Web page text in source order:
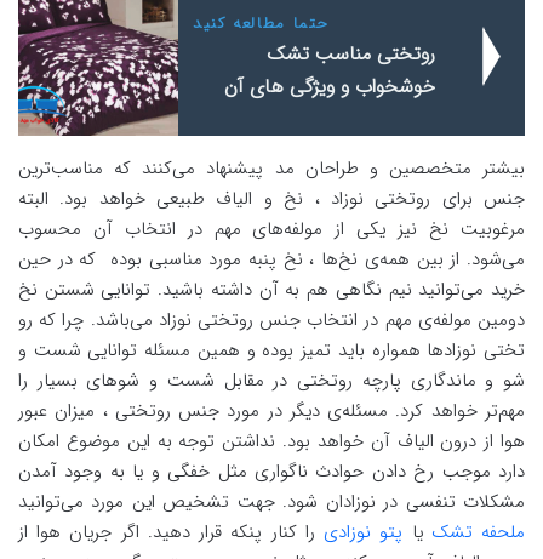
حتما مطالعه کنید
روتختی مناسب تشک
خوشخواب و ویژگی های آن
بیشتر متخصصین و طراحان مد پیشنهاد می‌کنند که مناسب‌ترین
جنس برای روتختی نوزاد ، نخ و الیاف طبیعی خواهد بود. البته
مرغوبیت نخ نیز یکی از مولفه‌های مهم در انتخاب آن محسوب
می‌شود. از بین همه‌ی نخ‌ها ، نخ پنبه مورد مناسبی بوده که در حین
خرید می‌توانید نیم نگاهی هم به آن داشته باشید. توانایی شستن نخ
دومین مولفه‌ی مهم در انتخاب جنس روتختی نوزاد می‌باشد. چرا که رو
تختی نوزادها همواره باید تمیز بوده و همین مسئله توانایی شست و
شو و ماندگاری پارچه روتختی در مقابل شست و شوهای بسیار را
مهم‌تر خواهد کرد. مسئله‌ی دیگر در مورد جنس روتختی ، میزان عبور
هوا از درون الیاف آن خواهد بود. نداشتن توجه به این موضوع امکان
دارد موجب رخ دادن حوادث ناگواری مثل خفگی و یا به وجود آمدن
مشکلات تنفسی در نوزادان شود. جهت تشخیص این مورد می‌توانید
ملحفه تشک یا پتو نوزادی را کنار پنکه قرار دهید. اگر جریان هوا از